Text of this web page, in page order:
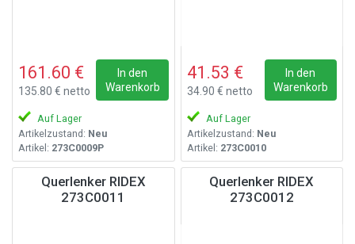
161.60 €
135.80 € netto
In den
Warenkorb
Auf Lager
Artikelzustand: Neu
Artikel: 273C0009P
41.53 €
34.90 € netto
In den
Warenkorb
Auf Lager
Artikelzustand: Neu
Artikel: 273C0010
Querlenker RIDEX
273C0011
Querlenker RIDEX
273C0012